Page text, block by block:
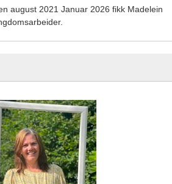
august 2021 Januar 2026 fikk Madelein